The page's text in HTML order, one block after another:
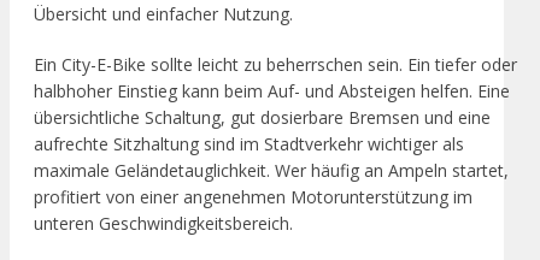
Übersicht und einfacher Nutzung.
Ein City-E-Bike sollte leicht zu beherrschen sein. Ein tiefer oder
halbhoher Einstieg kann beim Auf- und Absteigen helfen. Eine
übersichtliche Schaltung, gut dosierbare Bremsen und eine
aufrechte Sitzhaltung sind im Stadtverkehr wichtiger als
maximale Geländetauglichkeit. Wer häufig an Ampeln startet,
profitiert von einer angenehmen Motorunterstützung im
unteren Geschwindigkeitsbereich.